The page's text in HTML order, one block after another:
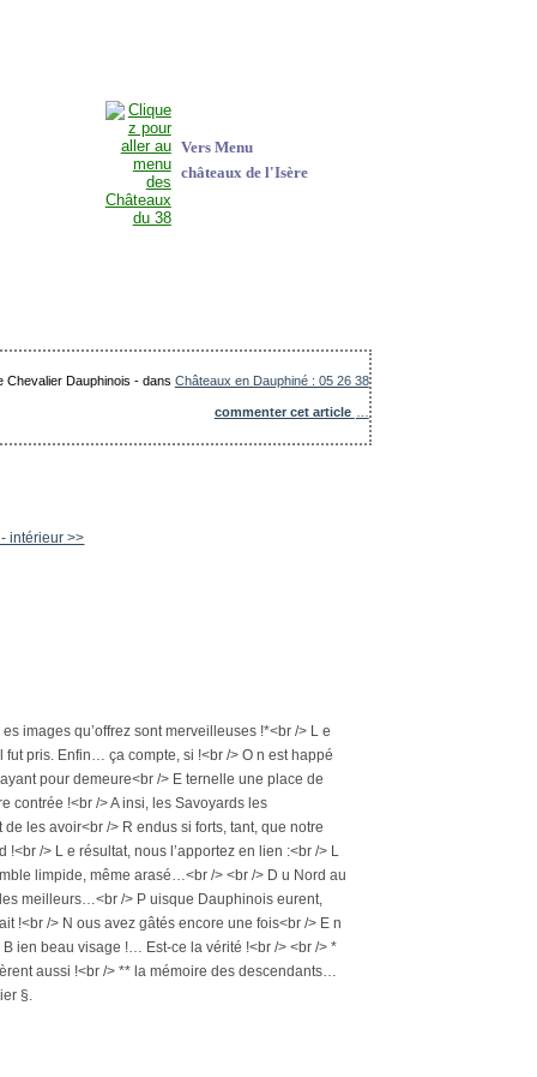
Vers Menu
châteaux de l'Isère
Chevalier Dauphinois -dans Châteaux en Dauphiné : 05 26 38
commenter cet article
intérieur >>
images qu’offrez sont merveilleuses !*<br /> L e
fut pris. Enfin… ça compte, si !<br /> O n est happé
pour demeure<br /> E ternelle une place de
contrée !<br /> A insi, les Savoyards les
les avoir<br /> R endus si forts, tant, que notre
/> L e résultat, nous l’apportez en lien :<br /> L
limpide, même arasé…<br /> <br /> D u Nord au
meilleurs…<br /> P uisque Dauphinois eurent,
!<br /> N ous avez gâtés encore une fois<br /> E n
ien beau visage !… Est-ce la vérité !<br /> <br /> *
aussi !<br /> ** la mémoire des descendants…
§.